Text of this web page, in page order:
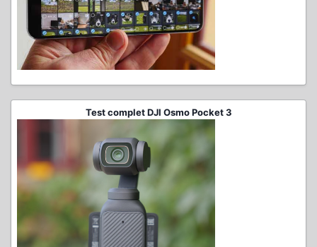
Test complet DJI Osmo Pocket 3